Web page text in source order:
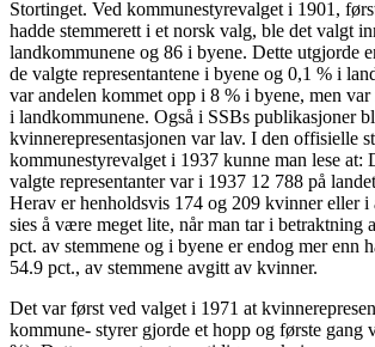
Stortinget. Ved kommunestyrevalget i 1901,
hadde stemmerett i et norsk valg, ble det valgt
landkommunene og 86 i byene. Dette utgjorde
de valgte representantene i byene og 0,1 % i
var andelen kommet opp i 8 % i byene, men
i landkommunene. Også i SSBs publikasjoner
kvinnerepresentasjonen var lav. I den offisielle
kommunestyrevalget i 1937 kunne man lese at:
valgte representanter var i 1937 12 788 på
Herav er henholdsvis 174 og 209 kvinner eller i
sies å være meget lite, når man tar i betraktning
pct. av stemmene og i byene er endog mer enn
54.9 pct., av stemmene avgitt av kvinner.
Det var først ved valget i 1971 at
kommune- styrer gjorde et hopp og første gang